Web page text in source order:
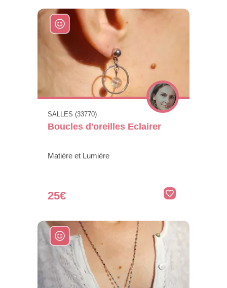
SALLES (33770)
Boucles d'oreilles Eclairer
Matière et Lumière
25€